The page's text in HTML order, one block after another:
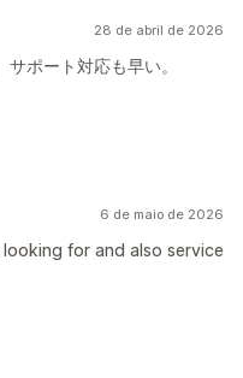
28 de abril de 2026
ポート対応も早い。
6 de maio de 2026
for and also service